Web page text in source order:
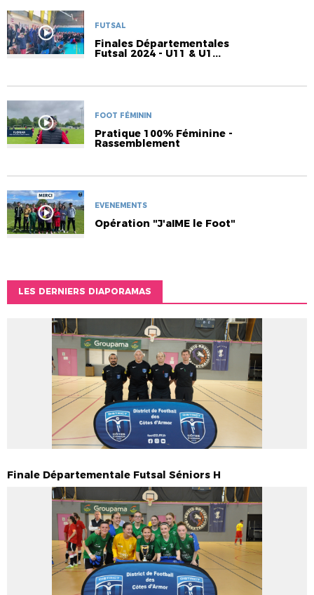
FUTSAL
Finales Départementales
Futsal 2024 - U11 & U1...
FOOT FÉMININ
Pratique 100% Féminine -
Rassemblement
EVENEMENTS
Opération "J'aIME le Foot"
LES DERNIERS DIAPORAMAS
Finale Départementale Futsal Séniors H